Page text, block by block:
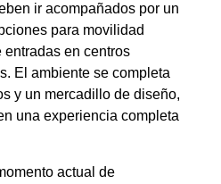
ir acompañados por un
para movilidad
en centros
El ambiente se completa
y un mercadillo de diseño,
una experiencia completa
actual de